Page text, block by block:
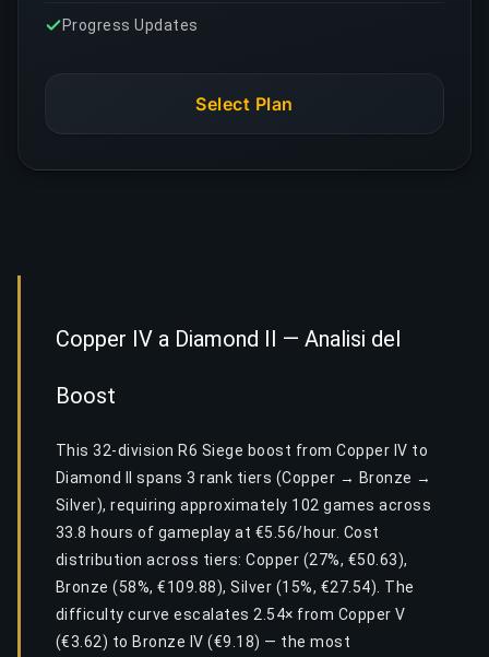
Progress Updates
Select Plan
Copper IV a Diamond II — Analisi del
Boost
This 32-division R6 Siege boost from Copper IV to
Diamond II spans 3 rank tiers (Copper → Bronze →
Silver), requiring approximately 102 games across
33.8 hours of gameplay at €5.56/hour. Cost
distribution across tiers: Copper (27%, €50.63),
Bronze (58%, €109.88), Silver (15%, €27.54). The
difficulty curve escalates 2.54× from Copper V
(€3.62) to Bronze IV (€9.18) — the most